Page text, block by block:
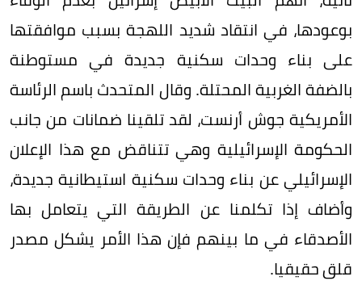
بوعودها، في انتقاد شديد اللهجة بسبب موافقتها
على بناء وحدات سكنية جديدة في مستوطنة
بالضفة الغربية المحتلة. وقال المتحدث باسم الرئاسة
الأمريكية جوش أرنست، لقد تلقينا ضمانات من جانب
الحكومة الإسرائيلية وهي تتناقض مع هذا الإعلان
الإسرائيلي عن بناء وحدات سكنية استيطانية جديدة،
وأضاف إذا تكلمنا عن الطريقة التي يتعامل بها
الأصدقاء في ما بينهم فإن هذا الأمر يشكل مصدر
قلق حقيقيا.